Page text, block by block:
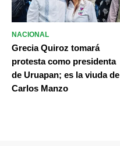
NACIONAL
Grecia Quiroz tomará
protesta como presidenta
de Uruapan; es la viuda de
Carlos Manzo